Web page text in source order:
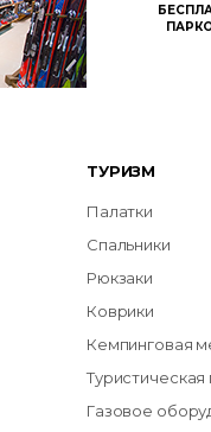
ТУРИЗМ
Палатки
Спальники
Рюкзаки
Коврики
Кемпинговая
Туристическая
Газовое